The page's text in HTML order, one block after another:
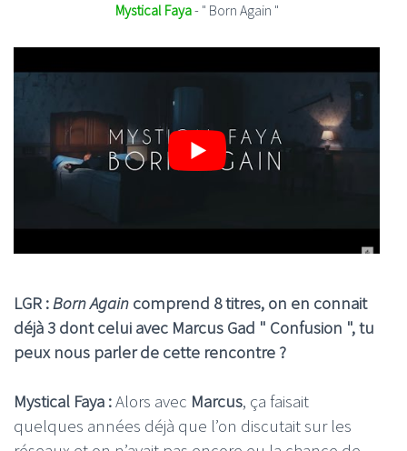
Mystical Faya- " Born Again "
LGR :Born Again comprend 8 titres, on en connait
déjà 3 dont celui avec Marcus Gad " Confusion ", tu
peux nous parler de cette rencontre ?
Mystical Faya :Alors avec Marcus, ça faisait
quelques années déjà que l’on discutait sur les